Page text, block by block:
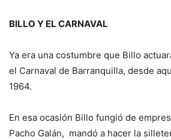
BILLO Y EL CARNAVAL
Ya era una costumbre que Billo
el Carnaval de Barranquilla, desde
1964.
En esa ocasión Billo fungió de
Pacho Galán, mandó a hacer la